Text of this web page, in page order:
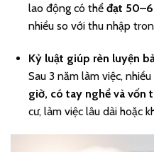
lao động có thể đạt
nhiều so với thu nhập
Kỷ luật giúp rèn luyện
Sau 3 năm làm việc,
giờ, có tay nghề và vốn
cư, làm việc lâu dài hoặc